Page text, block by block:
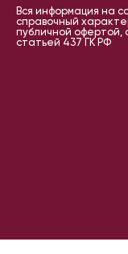
Вся информация на
справочный
публичной офертой,
статьей 437 ГК РФ